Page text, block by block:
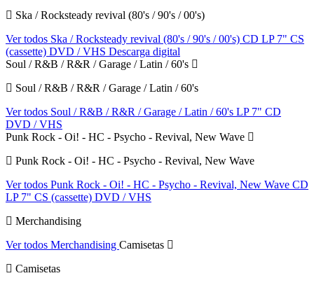
Ska / Rocksteady revival (80's / 90's / 00's)
Ver todos Ska / Rocksteady revival (80's / 90's / 00's) CD LP 7" CS
(cassette) DVD / VHS Descarga digital
Soul / R&B / R&R / Garage / Latin / 60's
Soul / R&B / R&R / Garage / Latin / 60's
Ver todos Soul / R&B / R&R / Garage / Latin / 60's LP 7" CD
DVD / VHS
Punk Rock - Oi! - HC - Psycho - Revival, New Wave
Punk Rock - Oi! - HC - Psycho - Revival, New Wave
Ver todos Punk Rock - Oi! - HC - Psycho - Revival, New Wave CD
LP 7" CS (cassette) DVD / VHS
Merchandising
Ver todos Merchandising Camisetas
Camisetas